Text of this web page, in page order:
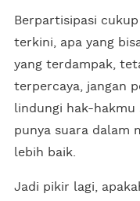
Berpartisipasi
terkini, apa yang
yang terdampak,
terpercaya, jangan
lindungi hak-hakmu
punya suara dalam
lebih baik.
Jadi pikir lagi,